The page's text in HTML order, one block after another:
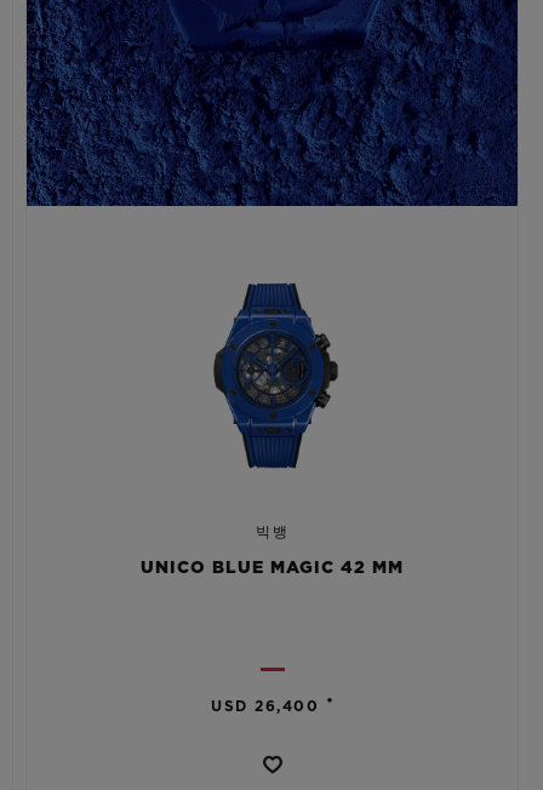
빅뱅
UNICO BLUE MAGIC 42 MM
USD 26,400 •